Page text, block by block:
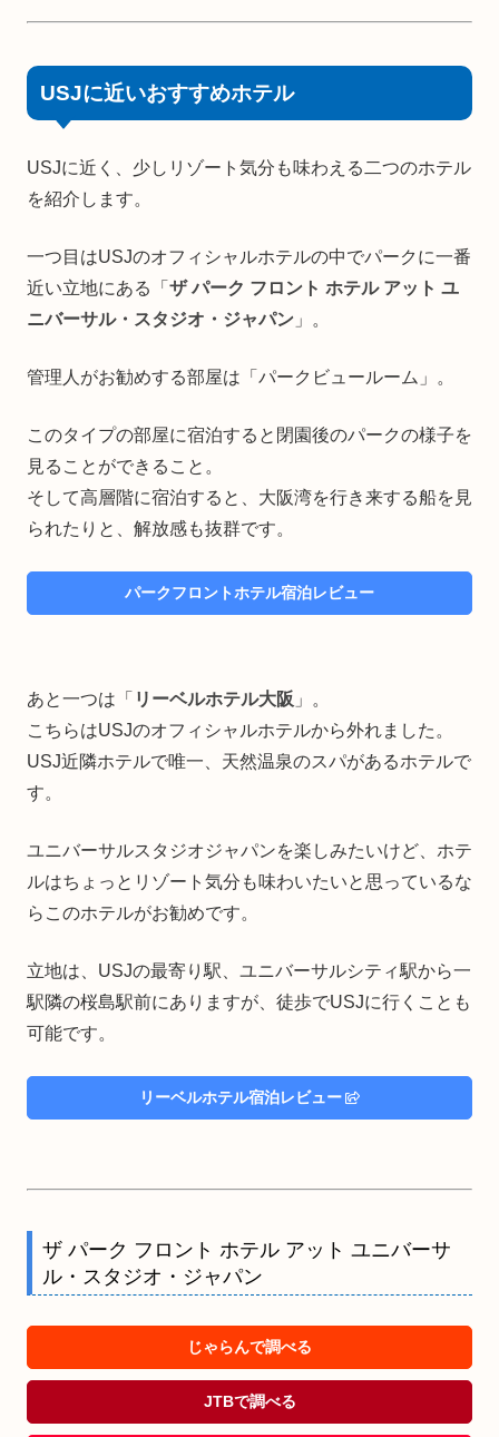
USJに近いおすすめホテル
USJに近く、少しリゾート気分も味わえる二つのホテル
を紹介します。
一つ目はUSJのオフィシャルホテルの中でパークに一番
近い立地にある「 ザ パーク フロント ホテル アット ユ
ニバーサル・スタジオ・ジャパン 」。
管理人がお勧めする部屋は「パークビュールーム」。
このタイプの部屋に宿泊すると閉園後のパークの様子を
見ることができること。
そして高層階に宿泊すると、大阪湾を行き来する船を見
られたりと、解放感も抜群です。
パークフロントホテル宿泊レビュー
あと一つは「 リーベルホテル大阪 」。
こちらはUSJのオフィシャルホテルから外れました。
USJ近隣ホテルで唯一、天然温泉のスパがあるホテルで
す。
ユニバーサルスタジオジャパンを楽しみたいけど、ホテ
ルはちょっとリゾート気分も味わいたいと思っているな
らこのホテルがお勧めです。
立地は、USJの最寄り駅、ユニバーサルシティ駅から一
駅隣の桜島駅前にありますが、徒歩でUSJに行くことも
可能です。
リーベルホテル宿泊レビュー
ザ パーク フロント ホテル アット ユニバーサ
ル・スタジオ・ジャパン
じゃらんで調べる
JTBで調べる